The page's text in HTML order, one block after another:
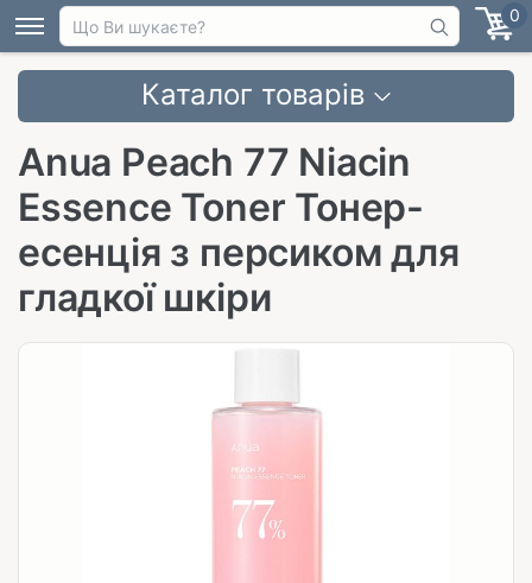
0
Каталог товарів
Anua Peach 77 Niacin
Essence Toner Тонер-
есенція з персиком для
гладкої шкіри